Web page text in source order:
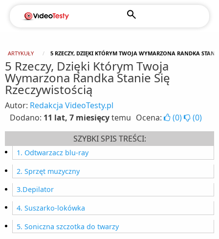
ARTYKUŁY 5 RZECZY, DZIĘKI KTÓRYM TWOJA WYMARZONA RANDKA
5 Rzeczy, Dzięki Którym Twoja
Wymarzona Randka Stanie Się
Rzeczywistością
Autor: Redakcja VideoTesty.pl
Dodano: 11 lat, 7 miesięcytemu Ocena: (0) (0)
SZYBKI SPIS TREŚCI:
1. Odtwarzacz blu-ray
2. Sprzęt muzyczny
3.Depilator
4. Suszarko-lokówka
5. Soniczna szczotka do twarzy